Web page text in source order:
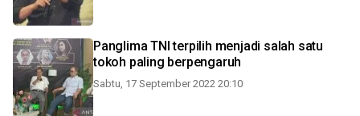
Panglima TNI terpilih menjadi salah satu
tokoh paling berpengaruh
Sabtu, 17 September 2022 20:10